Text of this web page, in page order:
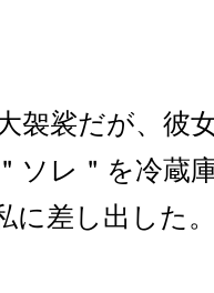
袈裟だが、彼
ソレ＂を冷蔵
に差し出した